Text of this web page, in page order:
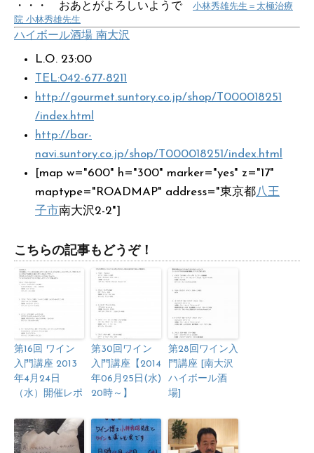
・・・ おあとがよろしいようで
小林秀雄先生＝太極治療
院 小林秀雄先生
ハイボール酒場 南大沢
L.O. 23:00
TEL:042-677-8211
http://gourmet.suntory.co.jp/shop/T000018251
/index.html
http://bar-
navi.suntory.co.jp/shop/T000018251/index.html
[map w="600" h="300" marker="yes" z="17"
maptype="ROADMAP" address="東京都八王
子市南大沢2-2"]
こちらの記事もどうぞ！
第16回 ワイン
入門講座 2013
年4月24日
（水）開催レポ
第30回ワイン
入門講座【2014
年06月25日(水)
20時～】
第28回ワイン入
門講座 [南大沢
ハイボール酒
場]